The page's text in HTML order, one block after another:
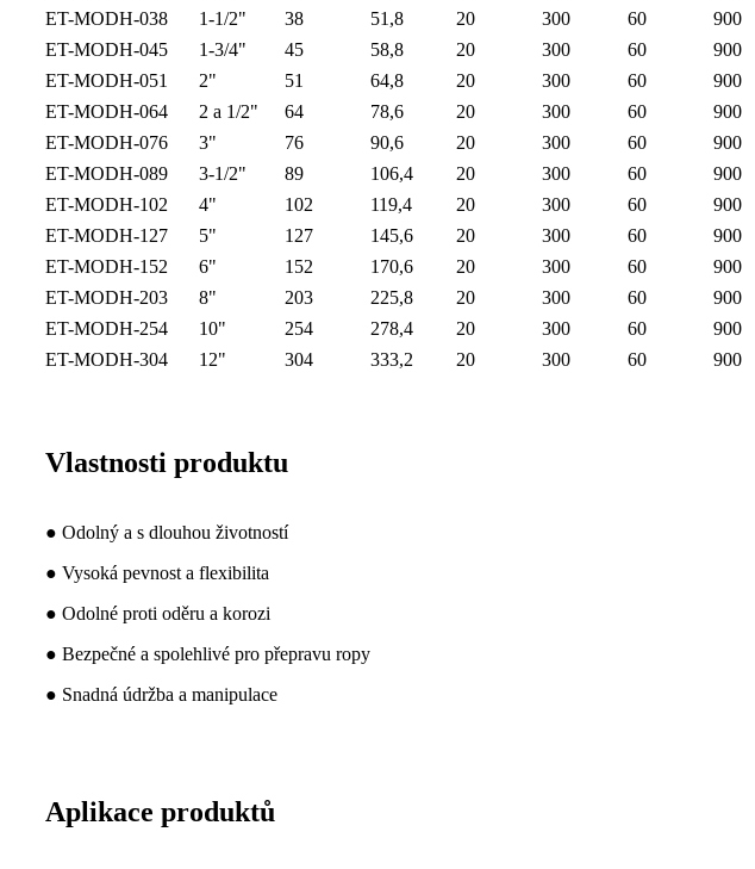
ET-MODH-038
1-1/2" 38 51,8 20 300 60 900
ET-MODH-045
1-3/4" 45 58,8 20 300 60 900
ET-MODH-051
2" 51 64,8 20 300 60 900
ET-MODH-064
2 a 1/2" 64 78,6 20 300 60 900
ET-MODH-076
3" 76 90,6 20 300 60 900
ET-MODH-089
3-1/2" 89 106,4 20 300 60 900
ET-MODH-102
4" 102 119,4 20 300 60 900
ET-MODH-127
5" 127 145,6 20 300 60 900
ET-MODH-152
6" 152 170,6 20 300 60 900
ET-MODH-203
8" 203 225,8 20 300 60 900
ET-MODH-254
10" 254 278,4 20 300 60 900
ET-MODH-304
12" 304 333,2 20 300 60 900
Vlastnosti produktu
● Odolný a s dlouhou životností
● Vysoká pevnost a flexibilita
● Odolné proti oděru a korozi
● Bezpečné a spolehlivé pro přepravu ropy
● Snadná údržba a manipulace
Aplikace produktů